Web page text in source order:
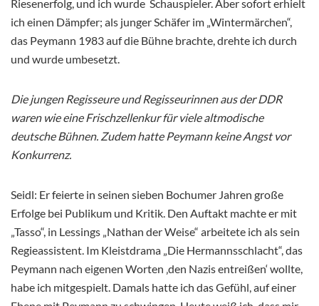
Riesenerfolg, und ich wurde Schauspieler. Aber sofort erhielt
ich einen Dämpfer; als junger Schäfer im „Wintermärchen“,
das Peymann 1983 auf die Bühne brachte, drehte ich durch
und wurde umbesetzt.
Die jungen Regisseure und Regisseurinnen aus der DDR
waren wie eine Frischzellenkur für viele altmodische
deutsche Bühnen. Zudem hatte Peymann keine Angst vor
Konkurrenz.
Seidl: Er feierte in seinen sieben Bochumer Jahren große
Erfolge bei Publikum und Kritik. Den Auftakt machte er mit
„Tasso“, in Lessings „Nathan der Weise“ arbeitete ich als sein
Regieassistent. Im Kleistdrama „Die Hermannsschlacht“, das
Peymann nach eigenen Worten ‚den Nazis entreißen‘ wollte,
habe ich mitgespielt. Damals hatte ich das Gefühl, auf einer